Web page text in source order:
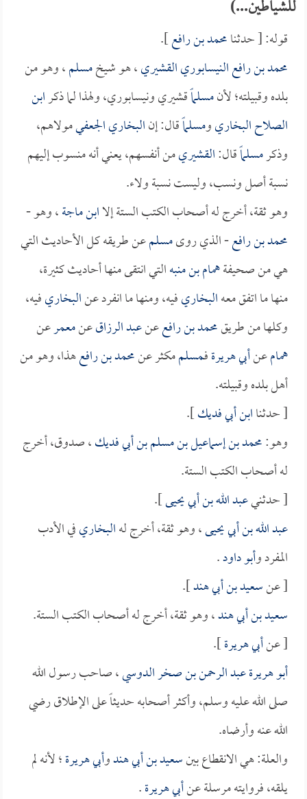
للشياطين...)
قوله: [ حدثنامحمد بن رافع].
محمد بن رافع النيسابوري القشيري، هو شيخمسلم، وهو من
بلده وقبيلته؛ لأنمسلماًقشيري ونيسابوري، ولهذا لما ذكرابن
الصلاحالبخاريومسلماًقال: إنالبخاري الجعفيمولاهم،
وذكرمسلماًقال:القشيريمن أنفسهم، يعني أنه منسوب إليهم
نسبة أصل ونسب، وليست نسبة ولاء.
وهو ثقة، أخرج له أصحاب الكتب الستة إلاابن ماجة، وهو -
محمد بن رافع- الذي روىمسلمعن طريقه كل الأحاديث التي
هي من صحيفةهمام بن منبهالتي انتقى منها أحاديث كثيرة،
منها ما اتفق معهالبخاريفيه، ومنها ما انفرد عنالبخاريفيه،
وكلها من طريقمحمد بن رافععنعبد الرزاقعنمعمرعن
همامعنأبي هريرةفـمسلممكثر عنمحمد بن رافعهذا، وهو من
أهل بلده وقبيلته.
[ حدثناابن أبي فديك].
وهو:محمد بن إسماعيل بن مسلم بن أبي فديك، صدوق، أخرج
له أصحاب الكتب الستة.
[ حدثنيعبد الله بن أبي يحيى].
عبد الله بن أبي يحيى، وهو ثقة، أخرج لهالبخاريفي الأدب
المفرد وأبو داود.
[ عنسعيد بن أبي هند].
سعيد بن أبي هند، وهو ثقة، أخرج له أصحاب الكتب الستة.
[ عنأبي هريرة].
أبو هريرة عبد الرحمن بن صخر الدوسي، صاحب رسول الله
صلى الله عليه وسلم، وأكثر أصحابه حديثاً على الإطلاق رضي
الله عنه وأرضاه.
والعلة: هي الانقطاع بينسعيد بن أبي هندوأبي هريرة؛ لأنه لم
يلقه، فروايته مرسلة عنأبي هريرة.